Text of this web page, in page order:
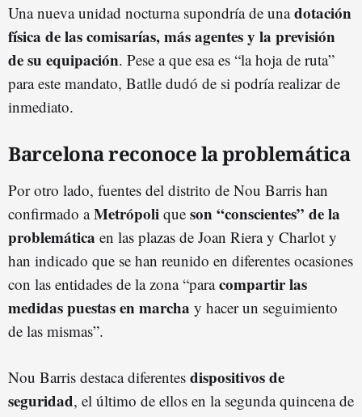
Una nueva unidad nocturna supondría de unadotación
física de las comisarías, más agentes y la previsión
de su equipación. Pese a que esa es “la hoja de ruta”
para este mandato, Batlle dudó de si podría realizar de
inmediato.
Barcelona reconoce la problemática
Por otro lado, fuentes del distrito de Nou Barris han
confirmado aMetrópoli que son “conscientes” de la
problemática en las plazas de Joan Riera y Charlot y
han indicado que se han reunido en diferentes ocasiones
con las entidades de la zona “paracompartir las
medidas puestas en marcha y hacer un seguimiento
de las mismas”.
Nou Barris destaca diferentes dispositivos de
seguridad, el último de ellos en la segunda quincena de